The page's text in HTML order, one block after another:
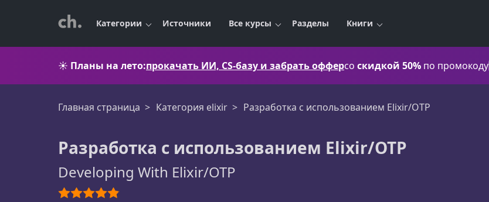
Категории Источники Все курсы Разделы Книги
☀️ Планы на лето:прокачать ИИ, CS-базу и забрать офферсо скидкой 50% по промокоду
Главная страница Категория elixir Разработка с использованием Elixir/OTP
Разработка с использованием Elixir/OTP
Developing With Elixir/OTP